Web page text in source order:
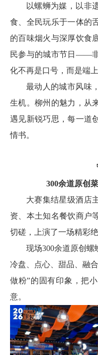
以螺蛳为媒，以非
食、全民玩乐于一体的
的百味烟火与深厚饮食
民参与的城市节日——
化不再是口号，而是端
最动人的城市风味
生机。柳州的魅力，从
遇见新锐巧思，每一道
情书。
300余道原创
大赛集结星级酒店
资、本土知名餐饮商户
切磋，上演了一场精彩
现场300余道原创螺
冷盘、点心、甜品、融
做粉”的固有印象，把
意。